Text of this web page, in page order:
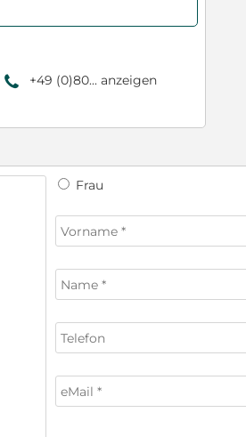
9 +49 (0)80... anzeigen
Frau